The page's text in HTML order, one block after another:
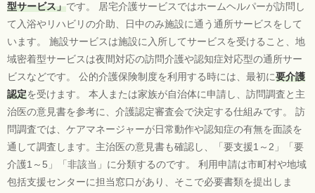
型サービス」です。 居宅介護サービスではホームヘルパーが訪問し
て入浴やリハビリの介助、日中のみ施設に通う通所サービスをして
います。 施設サービスは施設に入所してサービスを受けること、地
域密着型サービスは夜間対応の訪問介護や認知症対応型の通所サー
ビスなどです。 公的介護保険制度を利用する時には、最初に要介護
認定を受けます。 本人または家族が自治体に申請し、訪問調査と主
治医の意見書を参考に、介護認定審査会で決定する仕組みです。 訪
問調査では、ケアマネージャーが日常動作や認知症の有無を面談を
通して調査します。主治医の意見書も確認し、「要支援1～2」「要
介護1～5」「非該当」に分類するのです。 利用申請は市町村や地域
包括支援センターに担当窓口があり、そこで必要書類を提出しま